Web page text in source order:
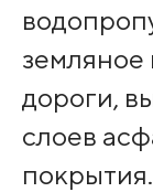
земляное
дороги,
слоев